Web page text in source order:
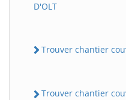
D'OLT
Trouver chantier
Trouver chantier